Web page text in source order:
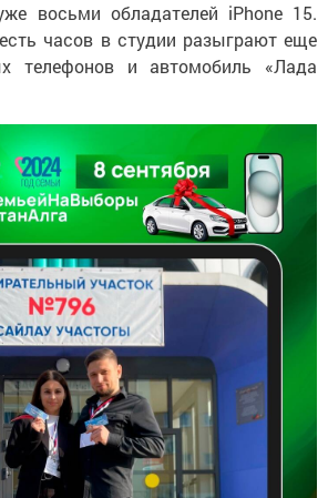
восьми обладателей iPhone 15.
часов в студии разыграют еще
телефонов и автомобиль «Лада